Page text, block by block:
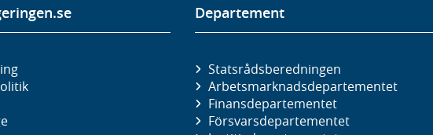
Departement
Statsrådsberedningen
Arbetsmarknads­departementet
Finans­departementet
Försvars­departementet